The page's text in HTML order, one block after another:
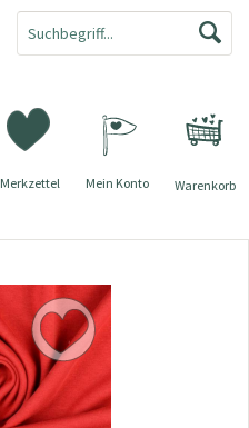
Warenkorb
Merkzettel Mein Konto